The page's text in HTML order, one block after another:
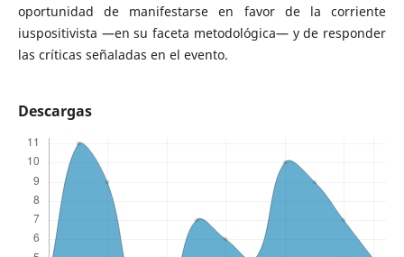
oportunidad de manifestarse en favor de la corriente
iuspositivista —en su faceta metodológica— y de responder
las críticas señaladas en el evento.
Descargas